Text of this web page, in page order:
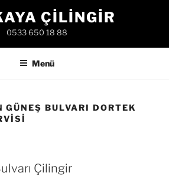
ÇILINGIR
0533 650 18 88
Menü
GÜNEŞ BULVARI DORTEK
Çilingir